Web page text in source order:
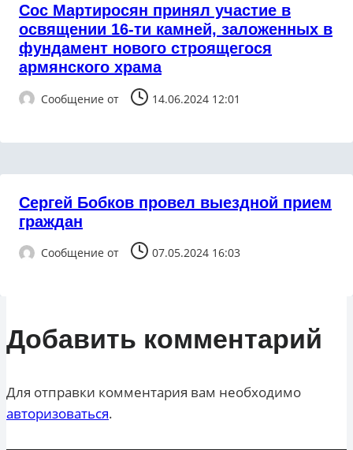
Сос Мартиросян принял участие в
освящении 16-ти камней, заложенных в
фундамент нового строящегося
армянского храма
Сообщение от 14.06.2024 12:01
Сергей Бобков провел выездной прием
граждан
Сообщение от 07.05.2024 16:03
Добавить комментарий
Для отправки комментария вам необходимо
авторизоваться.